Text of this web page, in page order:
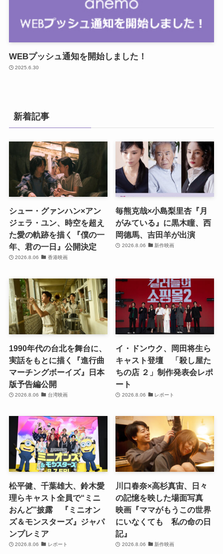
WEBプッシュ通知を開始しました！
2025.6.30
新着記事
シュー・グァンハン×アン
ジェラ・ユン、時空を超え
た愛の軌跡を描く『僕の一
年、君の一日』公開決定
2026.8.06 香港映画
毎熊克哉×小島梨里杏『月
がみている』に黒木瞳、西
岡德馬、吉田羊が出演
2026.8.06 新作映画
1990年代の台北を舞台に、
実話をもとに描く『進行曲
マーチングボーイズ』日本
版予告編公開
2026.8.06 台湾映画
イ・ドンウク、岡田将生ら
キャスト登壇 「殺し屋た
ちの店 ２」制作発表会レポ
ート
2026.8.06 レポート
松平健、千葉雄大、鈴木愛
理らキャスト全員で“ミニ
おんど”披露 『ミニオン
ズ＆モンスターズ』ジャパ
ンプレミア
2026.8.06 レポート
川口春奈×高杉真宙、日々
の記憶を映した場面写真
映画『ママがもうこの世界
にいなくても 私の命の日
記』
2026.8.06 新作映画